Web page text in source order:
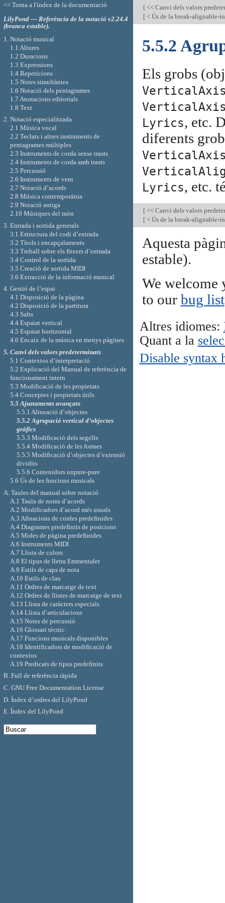
[<< Canvi dels valors
[< Ús de la break-alignable-
5.5.2
Els grobs
Lyrics, etc.
diferents
Lyrics, etc.
[<< Canvi dels valors
[< Ús de la break-alignable-
Aquesta
estable).
We welcome
to our bug list
Altres idiomes:
Quant a la
Disable syntax
<< Torna a l'índex de la documentació
LilyPond — Referència de la notació v2.24.4
(branca estable).
1. Notació musical
1.1 Altures
1.2 Duracions
1.3 Expressions
1.4 Repeticions
1.5 Notes simultànies
1.6 Notació dels pentagrames
1.7 Anotacions editorials
1.8 Text
2. Notació especialitzada
2.1 Música vocal
2.2 Teclats i altres instruments de
pentagrames múltiples
2.3 Instruments de corda sense trasts
2.4 Instruments de corda amb trasts
2.5 Percussió
2.6 Instruments de vent
2.7 Notació d’acords
2.8 Música contemporània
2.9 Notació antiga
2.10 Músiques del món
3. Entrada i sortida generals
3.1 Estructura del codi d’entrada
3.2 Títols i encapçalaments
3.3 Treball sobre els fitxers d’entrada
3.4 Control de la sortida
3.5 Creació de sortida MIDI
3.6 Extracció de la informació musical
4. Gestió de l’espai
4.1 Disposició de la pàgina
4.2 Disposició de la partitura
4.3 Salts
4.4 Espaiat vertical
4.5 Espaiat horitzontal
4.6 Encaix de la música en menys pàgines
5. Canvi dels valors predeterminats
5.1 Contextos d’interpretació
5.2 Explicació del Manual de referència de
funcionament intern
5.3 Modificació de les propietats
5.4 Conceptes i propietats útils
5.5 Ajustaments avançats
5.5.1 Alineació d’objectes
5.5.2 Agrupació vertical d’objectes
gràfics
5.5.3 Modificació dels segells
5.5.4 Modificació de les formes
5.5.5 Modificació d’objectes d’extensió
dividits
5.5.6 Contenidors unpure-pure
5.6 Ús de les funcions musicals
A. Taules del manual sobre notació
A.1 Taula de noms d’acords
A.2 Modificadors d’acord més usuals
A.3 Afinacions de cordes predefinides
A.4 Diagrames predefinits de posicions
A.5 Mides de pàgina predefinides
A.6 Instruments MIDI
A.7 Llista de colors
A.8 El tipus de lletra Emmentaler
A.9 Estils de caps de nota
A.10 Estils de clau
A.11 Ordres de marcatge de text
A.12 Ordres de llistes de marcatge de text
A.13 Llista de caràcters especials
A.14 Llista d’articulacions
A.15 Notes de percussió
A.16 Glossari tècnic
A.17 Funcions musicals disponibles
A.18 Identificadors de modificació de
contextos
A.19 Predicats de tipus predefinits
B. Full de referència ràpida
C. GNU Free Documentation License
D. Índex d’ordres del LilyPond
E. Índex del LilyPond